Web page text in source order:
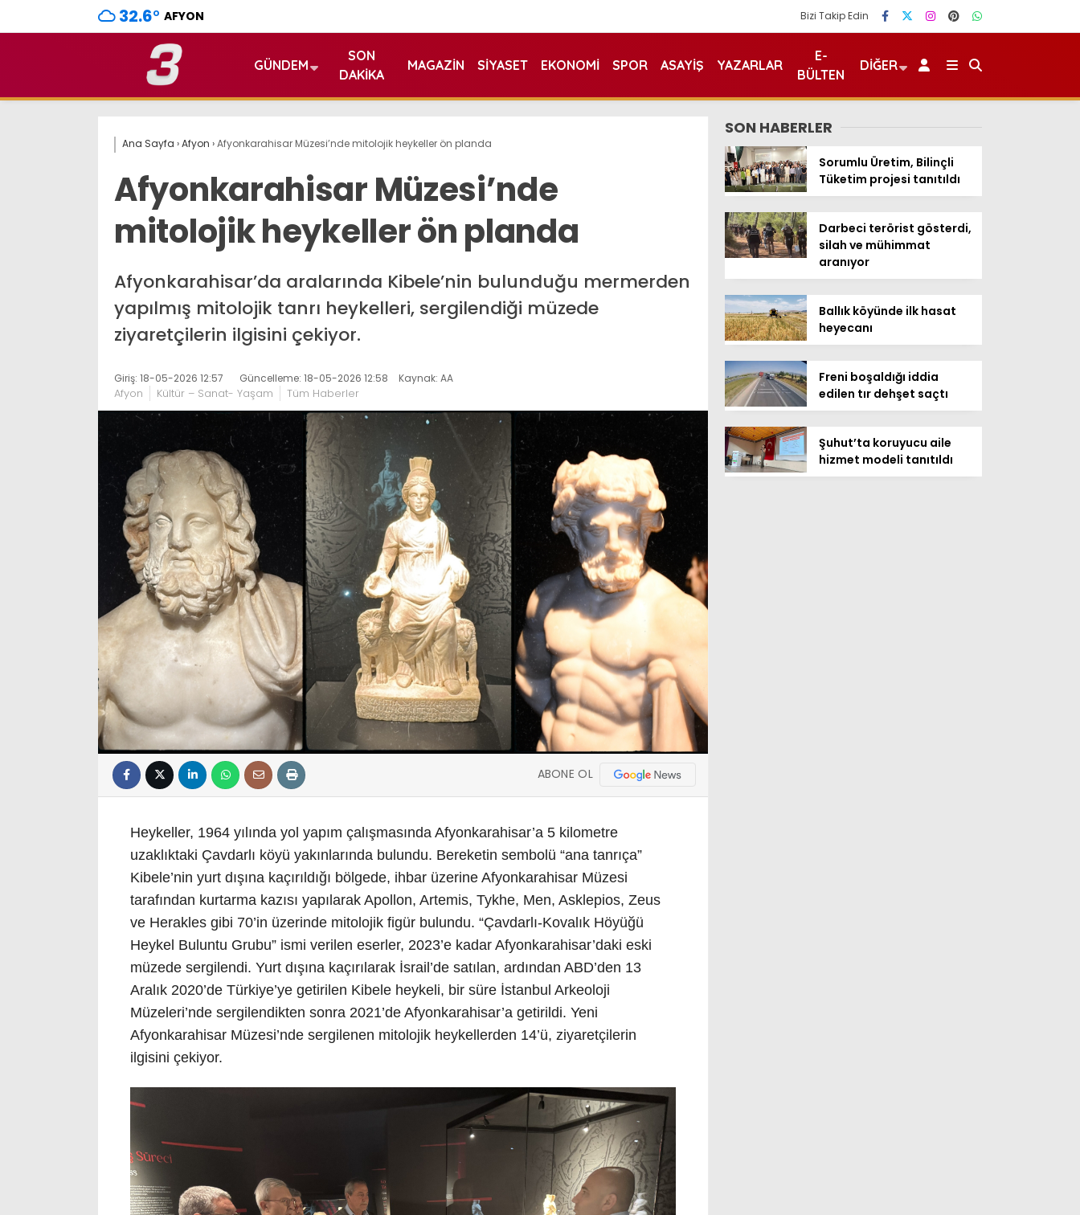
32.6° AFYON Bizi Takip Edin
GÜNDEM
SON
DAKIKA
MAGAZIN SIYASET EKONOMI SPOR ASAYIŞ YAZARLAR
E-
BÜLTEN
DIĞER
Ana Sayfa ›Afyon ›Afyonkarahisar Müzesi’nde mitolojik heykeller ön planda
Afyonkarahisar Müzesi’nde
mitolojik heykeller ön planda
Afyonkarahisar’da aralarında Kibele’nin bulunduğu mermerden
yapılmış mitolojik tanrı heykelleri, sergilendiği müzede
ziyaretçilerin ilgisini çekiyor.
Giriş: 18-05-2026 12:57 Güncelleme: 18-05-2026 12:58 Kaynak: AA
Afyon Kültür – Sanat- Yaşam Tüm Haberler
ABONE OL
Heykeller, 1964 yılında yol yapım çalışmasında Afyonkarahisar’a 5 kilometre
uzaklıktaki Çavdarlı köyü yakınlarında bulundu. Bereketin sembolü “ana tanrıça”
Kibele’nin yurt dışına kaçırıldığı bölgede, ihbar üzerine Afyonkarahisar Müzesi
tarafından kurtarma kazısı yapılarak Apollon, Artemis, Tykhe, Men, Asklepios, Zeus
ve Herakles gibi 70’in üzerinde mitolojik figür bulundu. “Çavdarlı-Kovalık Höyüğü
Heykel Buluntu Grubu” ismi verilen eserler, 2023’e kadar Afyonkarahisar’daki eski
müzede sergilendi. Yurt dışına kaçırılarak İsrail’de satılan, ardından ABD’den 13
Aralık 2020’de Türkiye’ye getirilen Kibele heykeli, bir süre İstanbul Arkeoloji
Müzeleri’nde sergilendikten sonra 2021’de Afyonkarahisar’a getirildi. Yeni
Afyonkarahisar Müzesi’nde sergilenen mitolojik heykellerden 14’ü, ziyaretçilerin
ilgisini çekiyor.
SON HABERLER
Sorumlu Üretim, Bilinçli
Tüketim projesi tanıtıldı
Darbeci terörist gösterdi,
silah ve mühimmat
aranıyor
Ballık köyünde ilk hasat
heyecanı
Freni boşaldığı iddia
edilen tır dehşet saçtı
Şuhut’ta koruyucu aile
hizmet modeli tanıtıldı